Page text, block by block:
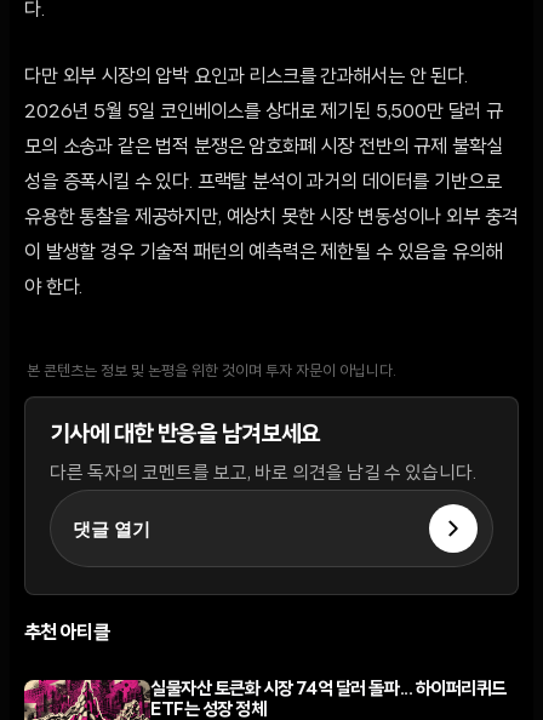
다.
다만 외부 시장의 압박 요인과 리스크를 간과해서는 안 된다.
2026년 5월 5일 코인베이스를 상대로 제기된 5,500만 달러 규
모의 소송과 같은 법적 분쟁은 암호화폐 시장 전반의 규제 불확실
성을 증폭시킬 수 있다. 프랙탈 분석이 과거의 데이터를 기반으로
유용한 통찰을 제공하지만, 예상치 못한 시장 변동성이나 외부 충격
이 발생할 경우 기술적 패턴의 예측력은 제한될 수 있음을 유의해
야 한다.
본 콘텐츠는 정보 및 논평을 위한 것이며 투자 자문이 아닙니다.
기사에 대한 반응을 남겨보세요
다른 독자의 코멘트를 보고, 바로 의견을 남길 수 있습니다.
댓글 열기
추천 아티클
실물자산 토큰화 시장 74억 달러 돌파... 하이퍼리퀴드
ETF는 성장 정체